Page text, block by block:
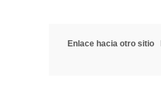
Enlace hacia otro sitio